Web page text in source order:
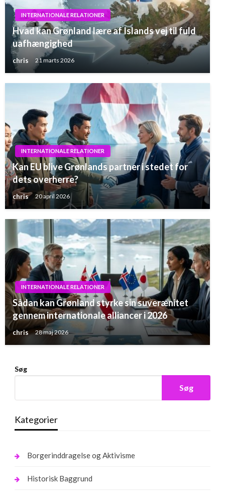
INTERNATIONALE RELATIONER
Hvad kan Grønland lære af Islands vej til fuld
uafhængighed
chris 21 marts 2026
INTERNATIONALE RELATIONER
Kan EU blive Grønlands partner i stedet for
dets overherre?
chris 20 april 2026
INTERNATIONALE RELATIONER
Sådan kan Grønland styrke sin suverænitet
gennem internationale alliancer i 2026
chris 28 maj 2026
Søg
Søg
Kategorier
Borgerinddragelse og Aktivisme
Historisk Baggrund